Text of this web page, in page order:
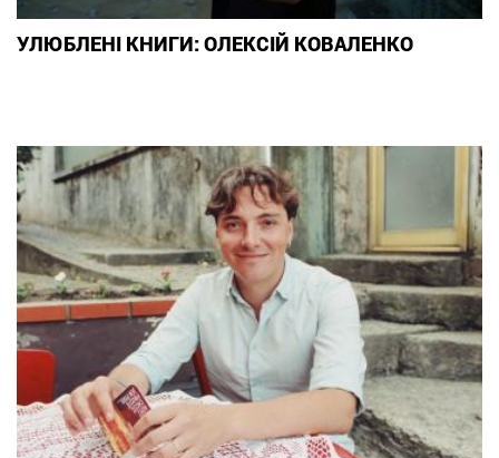
УЛЮБЛЕНІ КНИГИ: ОЛЕКСІЙ КОВАЛЕНКО